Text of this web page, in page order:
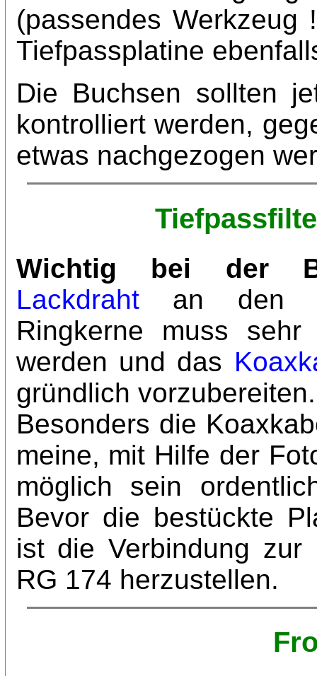
(passendes Werkzeug
Tiefpassplatine
Die Buchsen sollten
kontrolliert werden,
etwas nachgezogen
Wichtig bei der
Lackdrahtan den
Ringkerne muss sehr
werden und das
gründlich vorzubereiten.
Besonders die
meine, mit Hilfe der
möglich sein
Bevor die bestückte
ist die Verbindung zur
RG 174 herzustellen.